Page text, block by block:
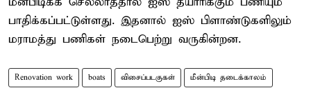
பாதிக்கப்பட்டுள்ளது. இதனால் ஐஸ் பிளாண்டுகளிலும்
மராமத்து பணிகள் நடைபெற்று வருகின்றன.
Renovation work boats விசைப்படகுகள் மீன்பிடி தடைக்காலம்